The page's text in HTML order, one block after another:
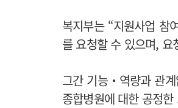
복지부는 “지원사업 참
를 요청할 수 있으며, 요
그간 기능‧역량과 관계
종합병원에 대한 공정